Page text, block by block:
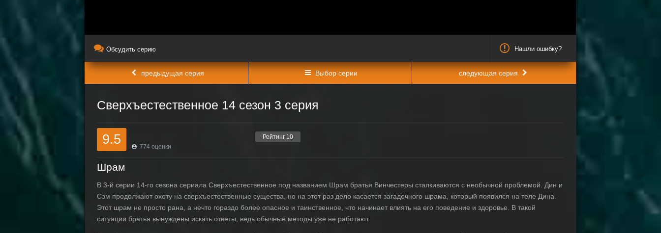
Обсудить серию Нашли ошибку?
предыдущая серия Выбор серии следующая серия
Сверхъестественное 14 сезон 3 серия
Рейтинг 10
9.5 774 оценки
Шрам
В 3-й серии 14-го сезона сериала Сверхъестественное под названием Шрам братья Винчестеры сталкиваются с необычной проблемой. Дин и
Сэм продолжают охоту на сверхъестественные существа, но на этот раз дело касается загадочного шрама, который появился на теле Дина.
Этот шрам не просто рана, а нечто гораздо более опасное и таинственное, что начинает влиять на его поведение и здоровье. В такой
ситуации братья вынуждены искать ответы, ведь обычные методы уже не работают.